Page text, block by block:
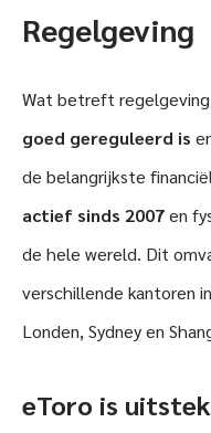
Regelgeving
Wat betreft
goed gereguleerd is
de belangrijkste
actief sinds 2007en
de hele wereld. Dit
verschillende kantoren
Londen, Sydney en
eToro is